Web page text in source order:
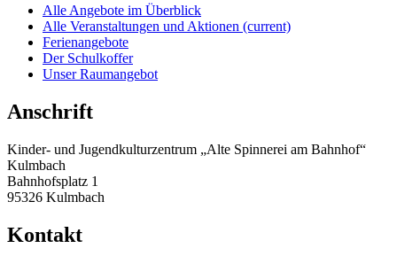
Alle Angebote im Überblick
Alle Veranstaltungen und Aktionen (current)
Ferienangebote
Der Schulkoffer
Unser Raumangebot
Anschrift
Kinder- und Jugendkulturzentrum „Alte Spinnerei am Bahnhof“
Kulmbach
Bahnhofsplatz 1
95326 Kulmbach
Kontakt